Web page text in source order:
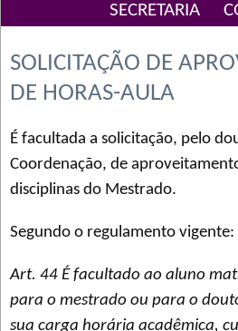
SECRETARIA
SOLICITAÇÃO DE
DE HORAS-AULA
É facultada a solicitação, pelo
Coordenação, de
disciplinas do Mestrado.
Segundo o regulamento vigente:
Art. 44 É facultado ao aluno
para o mestrado ou para o
sua carga horária acadêmica,